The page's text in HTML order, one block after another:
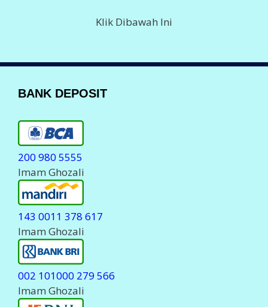
Klik Dibawah Ini
BANK DEPOSIT
200 980 5555
Imam Ghozali
143 0011 378 617
Imam Ghozali
002 101000 279 566
Imam Ghozali